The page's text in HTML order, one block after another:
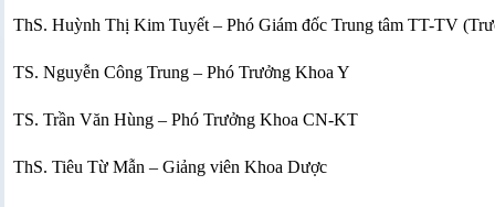
ThS. Huỳnh Thị Kim Tuyết – Phó Giám đốc Trung tâm TT-TV
TS. Nguyễn Công Trung – Phó Trưởng Khoa Y
TS. Trần Văn Hùng – Phó Trưởng Khoa CN-KT
ThS. Tiêu Từ Mẫn – Giảng viên Khoa Dược